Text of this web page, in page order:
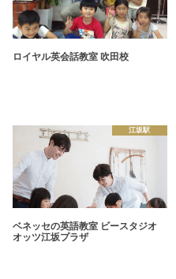
ロイヤル英会話教室 吹田校
江坂駅
ベネッセの英語教室 ビースタジオ
オッツ江坂プラザ